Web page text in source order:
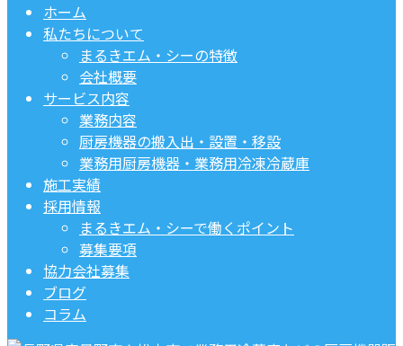
ホーム
私たちについて
まるきエム・シーの特徴
会社概要
サービス内容
業務内容
厨房機器の搬入出・設置・移設
業務用厨房機器・業務用冷凍冷蔵庫
施工実績
採用情報
まるきエム・シーで働くポイント
募集要項
協力会社募集
ブログ
コラム